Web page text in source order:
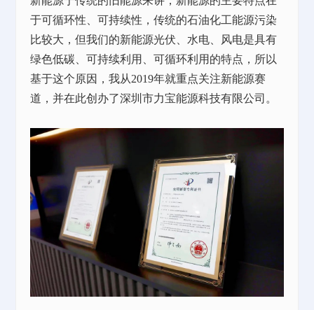
于可循环性、可持续性，传统的石油化工能源污染
比较大，但我们的新能源光伏、水电、风电是具有
绿色低碳、可持续利用、可循环利用的特点，所以
基于这个原因，我从2019年就重点关注新能源赛
道，并在此创办了深圳市力宝能源科技有限公司。